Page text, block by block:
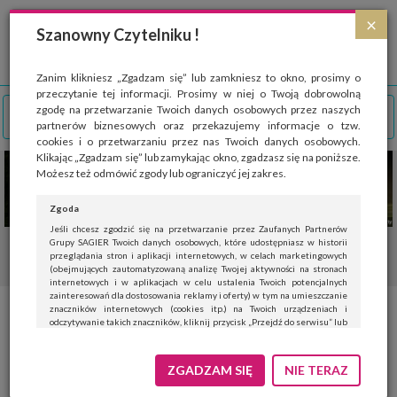
×
Szanowny Czytelniku !
Zanim klikniesz „Zgadzam się” lub zamkniesz to okno, prosimy o
przeczytanie tej informacji. Prosimy w niej o Twoją dobrowolną
zgodę na przetwarzanie Twoich danych osobowych przez naszych
partnerów biznesowych oraz przekazujemy informacje o tzw.
cookies i o przetwarzaniu przez nas Twoich danych osobowych.
Klikając „Zgadzam się” lub zamykając okno, zgadzasz się na poniższe.
Możesz też odmówić zgody lub ograniczyć jej zakres.
Zgoda
Jeśli chcesz zgodzić się na przetwarzanie przez Zaufanych Partnerów
Grupy SAGIER Twoich danych osobowych, które udostępniasz w historii
przeglądania stron i aplikacji internetowych, w celach marketingowych
(obejmujących zautomatyzowaną analizę Twojej aktywności na stronach
internetowych i w aplikacjach w celu ustalenia Twoich potencjalnych
zainteresowań dla dostosowania reklamy i oferty) w tym na umieszczanie
znaczników internetowych (cookies itp.) na Twoich urządzeniach i
odczytywanie takich znaczników, kliknij przycisk „Przejdź do serwisu” lub
Jeśli nie chcesz wyrazić zgody, kliknij „Nie teraz”.
Wyrażenie zgody jest dobrowolne. Możesz edytować zakres zgody, w tym
ZGADZAM SIĘ NIE TERAZ
Strona wykorzystuje pliki cookies, które służą głównie do celów statystycznych.
Wyrażając zgodę na używanie 'cookies', zezwalasz na zapisanie ich w pamięci
przeglądarki. Przejdź do
polityki cookies